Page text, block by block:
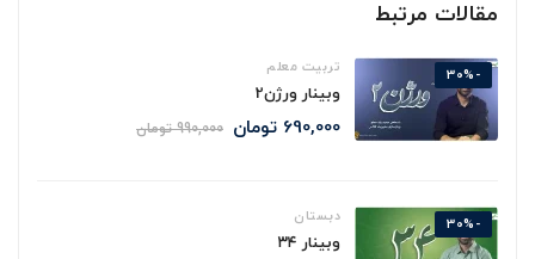
مقالات مرتبط
-30% تربیت معلم
وبینار ورژن2
690,000 تومان 990,000 تومان
-30% دبستان
وبینار ۳۴